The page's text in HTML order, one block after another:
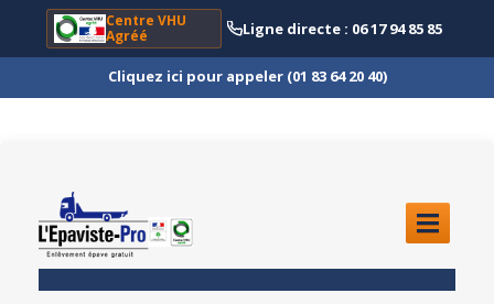
Centre VHU
Agréé
Ligne directe : 06 17 94 85 85
Cliquez ici pour appeler (01 83 64 20 40)